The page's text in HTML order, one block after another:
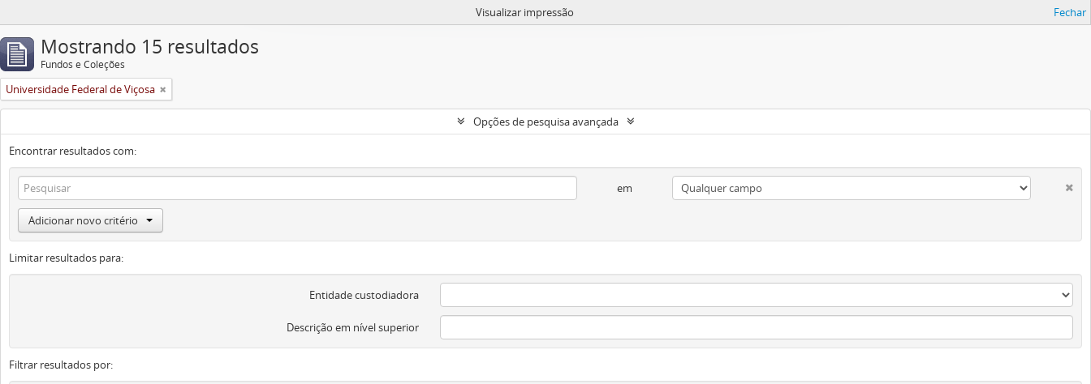
Visualizar impressão Fechar
Mostrando 15 resultados
Fundos e Coleções
Universidade Federal de Viçosa
Opções de pesquisa avançada
Encontrar resultados com:
em
Adicionar novo critério
Limitar resultados para:
Entidade custodiadora
Descrição em nível superior
Filtrar resultados por: